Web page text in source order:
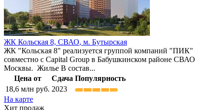
ЖК Кольская 8, СВАО, м. Бутырская
ЖК "Кольская 8" реализуется группой компаний "ПИК"
совместно с Capital Group в Бабушкинском районе СВАО
Москвы. Жилье В состав...
Цена от
Сдача Популярность
18,6 млн руб. 2023
На карте
Хит продаж